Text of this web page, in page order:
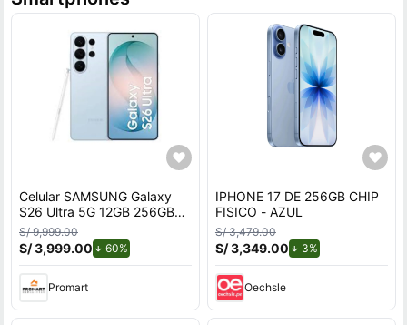
Celular SAMSUNG Galaxy
S26 Ultra 5G 12GB 256GB
Azul
S/ 9,999.00
S/ 3,999.00 60%
Promart
IPHONE 17 DE 256GB CHIP
FISICO - AZUL
S/ 3,479.00
S/ 3,349.00 3%de descuento.
Oechsle